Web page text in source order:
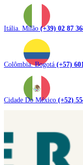
Itália. Milão (+39) 02 87
Colômbia. Bogotá (+57)
Cidade Do México (+52)